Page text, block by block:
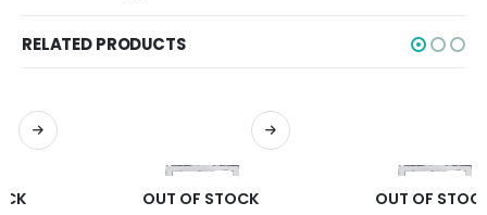
RELATED PRODUCTS
OUT OF STOCK OUT OF STOCK